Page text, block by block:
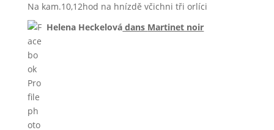
Na kam.10,12hod na hnízdě včichni tři orlíci
Helena Heckelová dans Martinet noir